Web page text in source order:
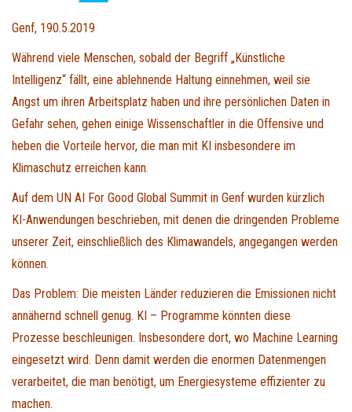
Genf, 190.5.2019
Während viele Menschen, sobald der Begriff „Künstliche
Intelligenz“ fällt, eine ablehnende Haltung einnehmen, weil sie
Angst um ihren Arbeitsplatz haben und ihre persönlichen Daten in
Gefahr sehen, gehen einige Wissenschaftler in die Offensive und
heben die Vorteile hervor, die man mit KI insbesondere im
Klimaschutz erreichen kann.
Auf dem UN AI For Good Global Summit in Genf wurden kürzlich
KI-Anwendungen beschrieben, mit denen die dringenden Probleme
unserer Zeit, einschließlich des Klimawandels, angegangen werden
können.
Das Problem: Die meisten Länder reduzieren die Emissionen nicht
annähernd schnell genug. KI – Programme könnten diese
Prozesse beschleunigen. Insbesondere dort, wo Machine Learning
eingesetzt wird. Denn damit werden die enormen Datenmengen
verarbeitet, die man benötigt, um Energiesysteme effizienter zu
machen.